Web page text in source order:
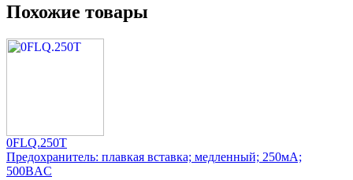
Похожие товары
0FLQ.250T
Предохранитель: плавкая вставка; медленный; 250мА;
500ВAC